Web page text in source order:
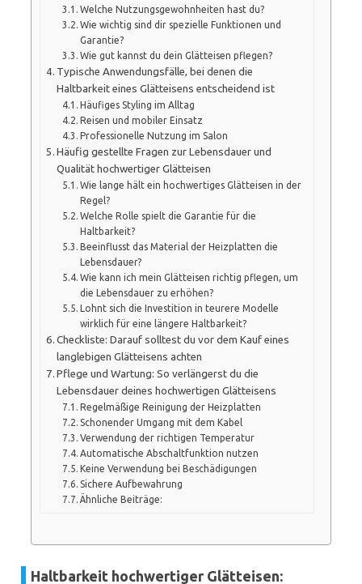
Welche Nutzungsgewohnheiten hast du?
Wie wichtig sind dir spezielle Funktionen und
Garantie?
Wie gut kannst du dein Glätteisen pflegen?
Typische Anwendungsfälle, bei denen die
Haltbarkeit eines Glätteisens entscheidend ist
Häufiges Styling im Alltag
Reisen und mobiler Einsatz
Professionelle Nutzung im Salon
Häufig gestellte Fragen zur Lebensdauer und
Qualität hochwertiger Glätteisen
Wie lange hält ein hochwertiges Glätteisen in der
Regel?
Welche Rolle spielt die Garantie für die
Haltbarkeit?
Beeinflusst das Material der Heizplatten die
Lebensdauer?
Wie kann ich mein Glätteisen richtig pflegen, um
die Lebensdauer zu erhöhen?
Lohnt sich die Investition in teurere Modelle
wirklich für eine längere Haltbarkeit?
Checkliste: Darauf solltest du vor dem Kauf eines
langlebigen Glätteisens achten
Pflege und Wartung: So verlängerst du die
Lebensdauer deines hochwertigen Glätteisens
Regelmäßige Reinigung der Heizplatten
Schonender Umgang mit dem Kabel
Verwendung der richtigen Temperatur
Automatische Abschaltfunktion nutzen
Keine Verwendung bei Beschädigungen
Sichere Aufbewahrung
Ähnliche Beiträge:
Haltbarkeit hochwertiger Glätteisen: